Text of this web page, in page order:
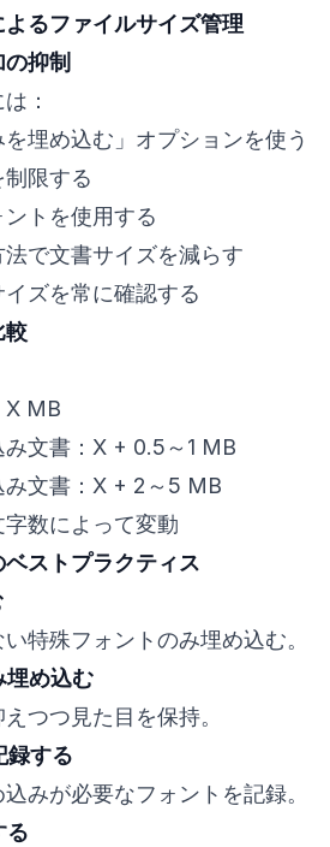
るファイルサイズ管理
抑制
：
を埋め込む」オプションを使う
限する
トを使用する
で文書サイズを減らす
ズを常に確認する
較
X MB
み文書：X + 0.5～1 MB
み文書：X + 2～5 MB
数によって変動
ストプラクティス
特殊フォントのみ埋め込む。
埋め込む
つつ見た目を保持。
録する
みが必要なフォントを記録。
る